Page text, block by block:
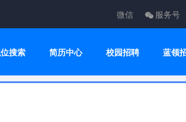
微信 服务号
搜索 简历中心 校园招聘 蓝领